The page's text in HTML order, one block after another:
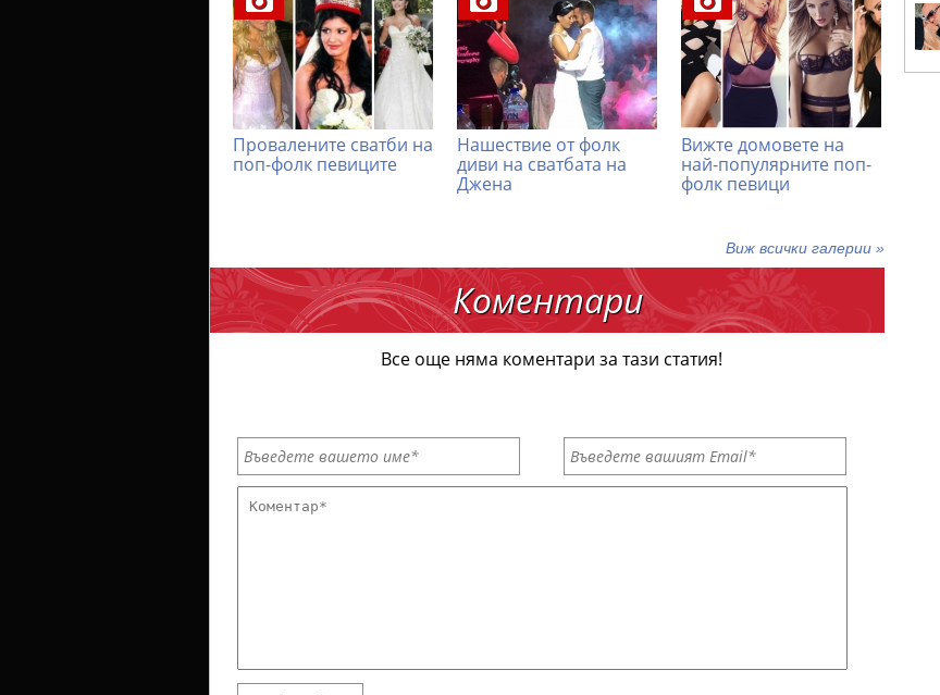
Провалените сватби на
поп-фолк певиците
Нашествие от фолк
диви на сватбата на
Джена
Вижте домовете на
най-популярните поп-
фолк певици
Виж всички галерии »
Коментари
Все още няма коментари за тази статия!